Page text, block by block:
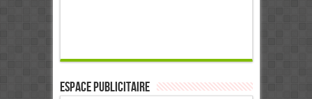
ESPACE PUBLICITAIRE